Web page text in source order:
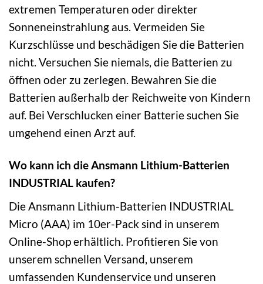
extremen Temperaturen oder direkter
Sonneneinstrahlung aus. Vermeiden Sie
Kurzschlüsse und beschädigen Sie die Batterien
nicht. Versuchen Sie niemals, die Batterien zu
öffnen oder zu zerlegen. Bewahren Sie die
Batterien außerhalb der Reichweite von Kindern
auf. Bei Verschlucken einer Batterie suchen Sie
umgehend einen Arzt auf.
Wo kann ich die Ansmann Lithium-Batterien
INDUSTRIAL kaufen?
Die Ansmann Lithium-Batterien INDUSTRIAL
Micro (AAA) im 10er-Pack sind in unserem
Online-Shop erhältlich. Profitieren Sie von
unserem schnellen Versand, unserem
umfassenden Kundenservice und unseren